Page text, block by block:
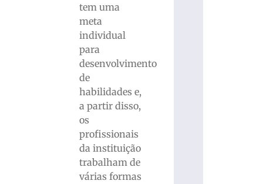
tem uma
meta
individual
para
desenvolvimento
de
habilidades e,
a partir disso,
os
profissionais
da instituição
trabalham de
várias formas